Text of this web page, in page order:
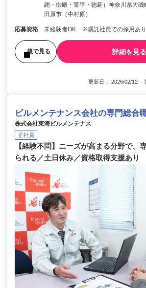
縄・御殿・菫平・徳延）神奈川県大
田原市（中村原）
応募資格 未経験者OK ※嘱託社員での採用あり
後で見る 詳細を見る
更新日： 2026/02/12
ビルメンテナンス会社の専門総合
株式会社東海ビルメンテナス
正社員
【経験不問】ニーズが高まる分野で、
られる／土日休み／資格取得支援あり